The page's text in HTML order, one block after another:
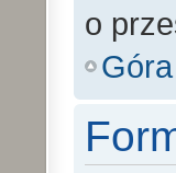
o
Góra